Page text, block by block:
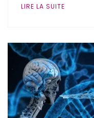
LIRE LA SUITE